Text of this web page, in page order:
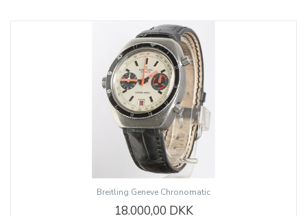
Breitling Geneve Chronomatic
18.000,00 DKK